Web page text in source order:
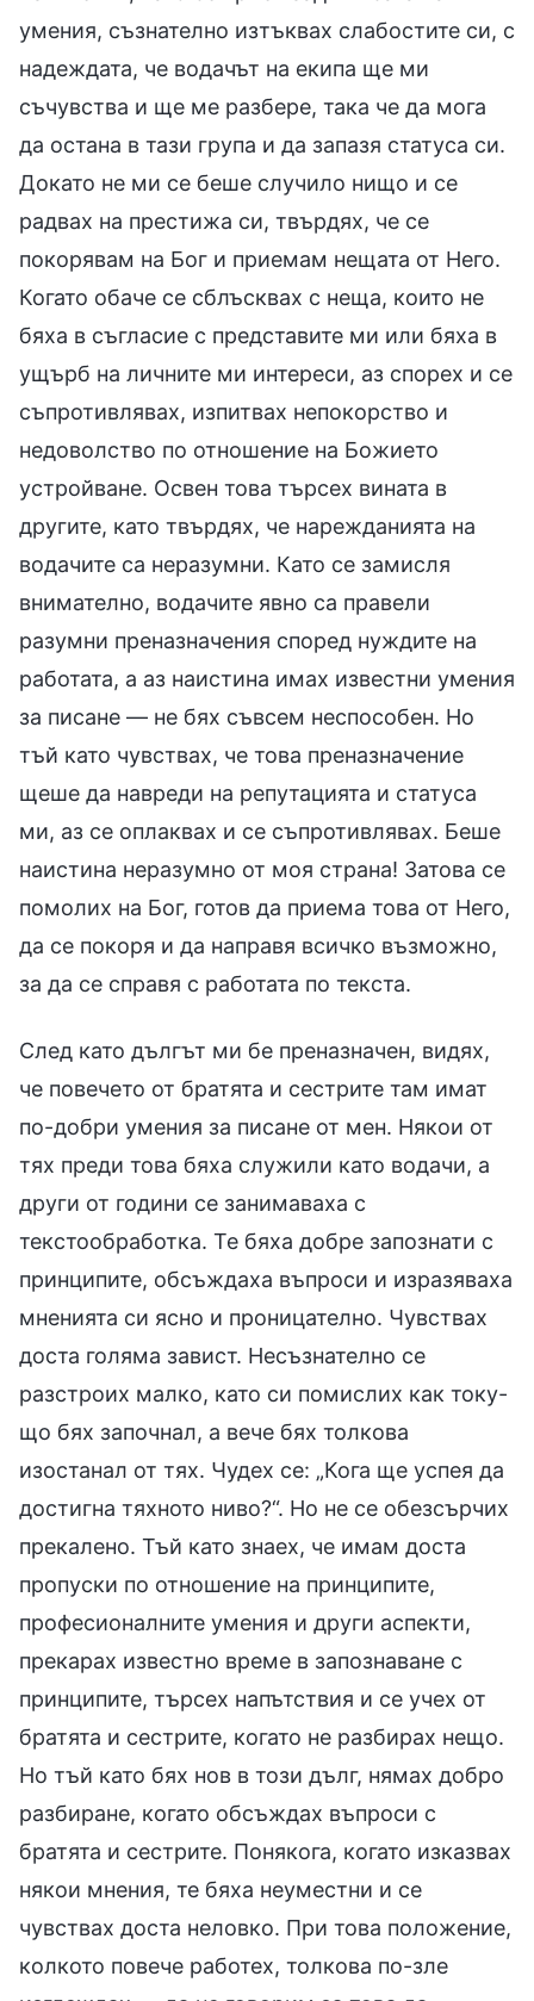
умения, съзнателно изтъквах слабостите си, с
надеждата, че водачът на екипа ще ми
съчувства и ще ме разбере, така че да мога
да остана в тази група и да запазя статуса си.
Докато не ми се беше случило нищо и се
радвах на престижа си, твърдях, че се
покорявам на Бог и приемам нещата от Него.
Когато обаче се сблъсквах с неща, които не
бяха в съгласие с представите ми или бяха в
ущърб на личните ми интереси, аз спорех и се
съпротивлявах, изпитвах непокорство и
недоволство по отношение на Божието
устройване. Освен това търсех вината в
другите, като твърдях, че нарежданията на
водачите са неразумни. Като се замисля
внимателно, водачите явно са правели
разумни преназначения според нуждите на
работата, а аз наистина имах известни умения
за писане — не бях съвсем неспособен. Но
тъй като чувствах, че това преназначение
щеше да навреди на репутацията и статуса
ми, аз се оплаквах и се съпротивлявах. Беше
наистина неразумно от моя страна! Затова се
помолих на Бог, готов да приема това от Него,
да се покоря и да направя всичко възможно,
за да се справя с работата по текста.
След като дългът ми бе преназначен, видях,
че повечето от братята и сестрите там имат
по-добри умения за писане от мен. Някои от
тях преди това бяха служили като водачи, а
други от години се занимаваха с
текстообработка. Те бяха добре запознати с
принципите, обсъждаха въпроси и изразяваха
мненията си ясно и проницателно. Чувствах
доста голяма завист. Несъзнателно се
разстроих малко, като си помислих как току-
що бях започнал, а вече бях толкова
изостанал от тях. Чудех се: „Кога ще успея да
достигна тяхното ниво?“. Но не се обезсърчих
прекалено. Тъй като знаех, че имам доста
пропуски по отношение на принципите,
професионалните умения и други аспекти,
прекарах известно време в запознаване с
принципите, търсех напътствия и се учех от
братята и сестрите, когато не разбирах нещо.
Но тъй като бях нов в този дълг, нямах добро
разбиране, когато обсъждах въпроси с
братята и сестрите. Понякога, когато изказвах
някои мнения, те бяха неуместни и се
чувствах доста неловко. При това положение,
колкото повече работех, толкова по-зле